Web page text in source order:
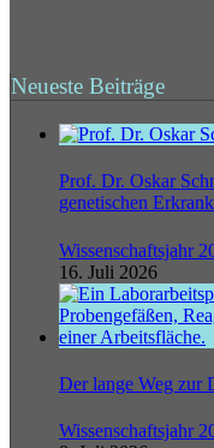
Neueste Beiträge
Prof. Dr. Oskar
genetischen
Wissenschaftsjahr
16. Juli 2026
Der lange Weg zur
Wissenschaftsjahr